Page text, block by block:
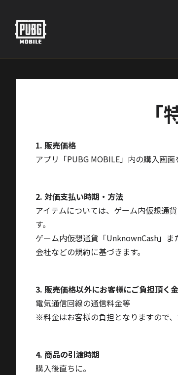
content
1. 販売価格
アプリ「PUBG MOBILE」内の購入画
2. 対価支払い時期・方法
アイテムについては、ゲーム内仮想通
す。
ゲーム内仮想通貨「UnknownCash」
会社などの規約に基づきます。
3. 販売価格以外にお客様にご負担頂く
電気通信回線の通信料金等
※料金はお客様の負担となりますので
4. 商品の引渡時期
購入後直ちに。